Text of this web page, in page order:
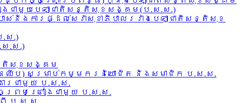
ាមួយបេឡាជាតិសន្តិសុខសង្គម(ប.ស.ស.)
ការផ្ដល់សេវាសុខាភិបាលរវាងបេឡាជាតិសន្តិសុខ
ស.)
.ស.)
តិសុខសង្គម
ឈីប) សម្រាប់កម្មករនិយោជិត និងសមាជិក ប.ស.ស.
រជាមួយ ប.ស.ស.
ព្រមព្រៀងជាមួយ ប.ស.ស.
ប.ស.ស.